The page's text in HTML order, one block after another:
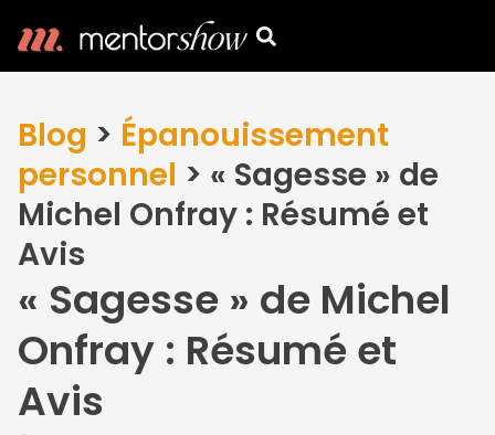
Blog > Épanouissement
personnel > « Sagesse » de
Michel Onfray : Résumé et
Avis
« Sagesse » de Michel
Onfray : Résumé et
Avis